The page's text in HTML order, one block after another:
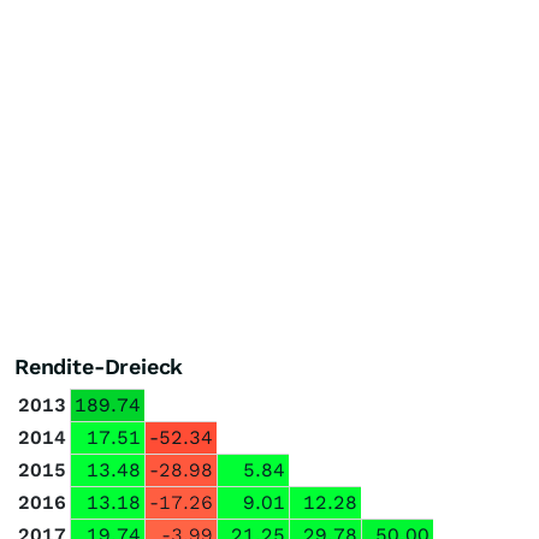
Rendite-Dreieck
2013 189.74
2014
17.51 -52.34
2015
13.48 -28.98
5.84
2016
13.18 -17.26 9.01
12.28